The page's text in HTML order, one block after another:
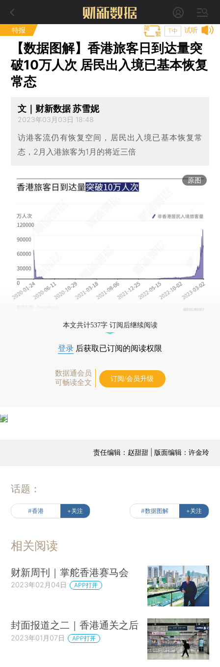
特报 试听
T中
【数据图解】香港旅客日到达量突
破10万人次 居民出入境已基本恢复
常态
文｜财新数据 苏雪妮
2023年03月03日 18:48
访港客流仍有恢复空间，居民出入境已基本恢复常
态，2月入港旅客为1月的将近三倍
原图
本文共计537字 订阅后继续阅读
登录 后获取已订阅的阅读权限
数据通会员
可畅读全文
订阅/会员升级
责任编辑：赵甜甜 | 版面编辑：许金玲
话题：
#香港 +关注 #数据图解 +关注
相关阅读
财新周刊｜掌舵香港赛马会
2023年02月04日 APP打开
封面报道之二｜香港通关之后
2023年01月07日 APP打开